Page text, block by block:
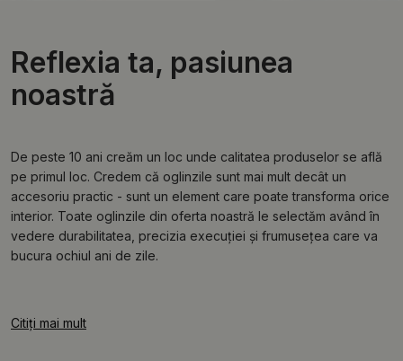
Reflexia ta, pasiunea
noastră
De peste 10 ani creăm un loc unde calitatea produselor se află
pe primul loc. Credem că oglinzile sunt mai mult decât un
accesoriu practic - sunt un element care poate transforma orice
interior. Toate oglinzile din oferta noastră le selectăm având în
vedere durabilitatea, precizia execuției și frumusețea care va
bucura ochiul ani de zile.
Citiți mai mult